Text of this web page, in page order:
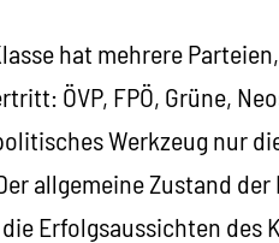
hat mehrere
ÖVP, FPÖ, Grüne,
Werkzeug nur
allgemeine Zustand
Erfolgsaussichten des